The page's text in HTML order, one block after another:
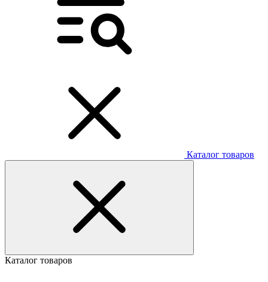
Каталог товаров
Каталог товаров